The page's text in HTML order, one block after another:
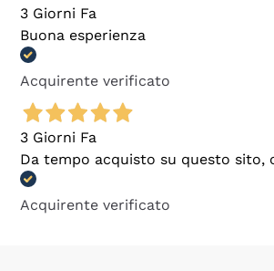
3 Giorni Fa
Buona esperienza
Acquirente verificato
3 Giorni Fa
Da tempo acquisto su questo sito,
Acquirente verificato